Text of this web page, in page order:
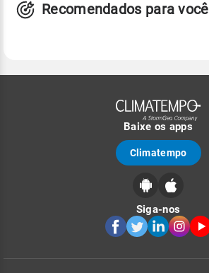
Recomendados para você
Baixe os apps
Climatempo
Siga-nos